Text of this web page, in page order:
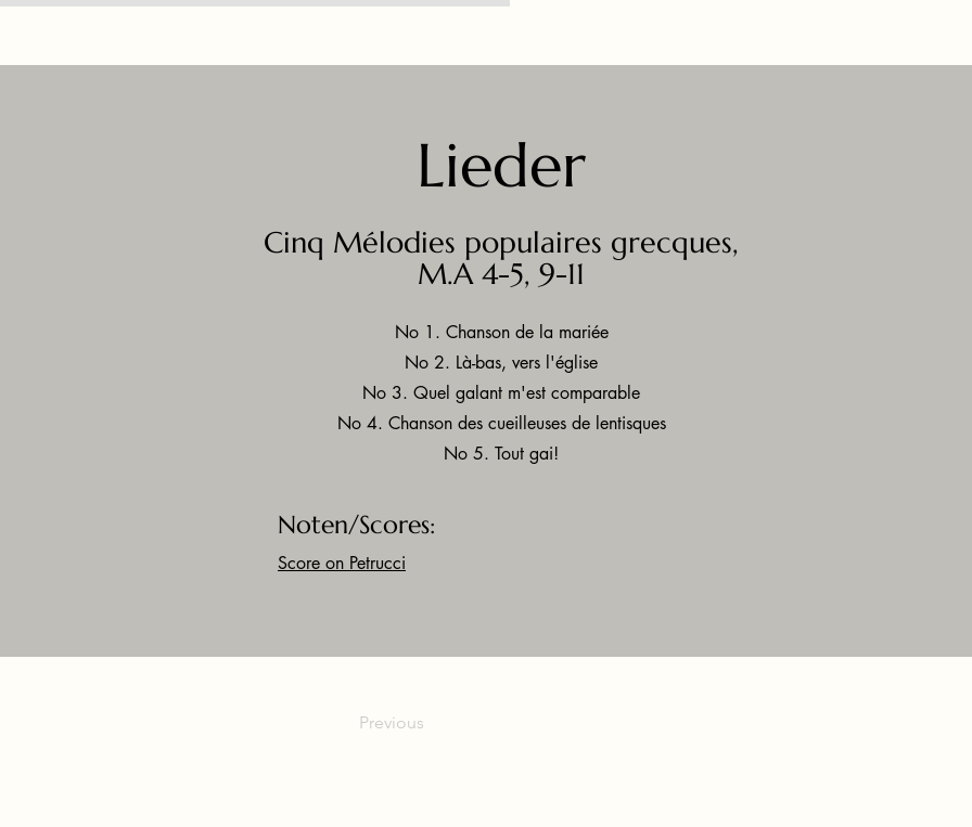
Lieder
Cinq Mélodies populaires grecques,
M.A 4-5, 9-11
No 1. Chanson de la mariée
No 2. Là-bas, vers l'église
No 3. Quel galant m'est comparable
No 4. Chanson des cueilleuses de lentisques
No 5. Tout gai!
Noten/Scores:
Score on Petrucci
Previous